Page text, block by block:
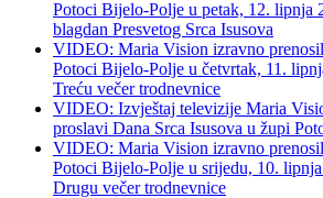
Potoci Bijelo-Polje u petak, 12. lipnja
blagdan Presvetog Srca Isusova
VIDEO: Maria Vision izravno
Potoci Bijelo-Polje u četvrtak, 11.
Treću večer trodnevnice
VIDEO: Izvještaj televizije Maria
proslavi Dana Srca Isusova u župi
VIDEO: Maria Vision izravno
Potoci Bijelo-Polje u srijedu, 10.
Drugu večer trodnevnice